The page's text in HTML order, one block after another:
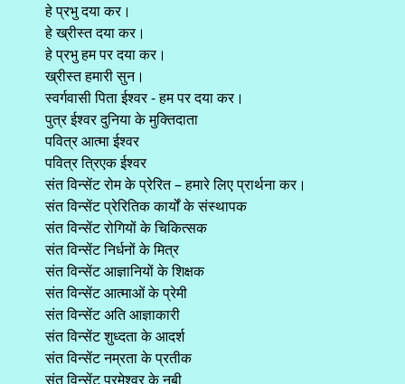
हे प्रभु दया कर।
हे ख्रीस्त दया कर।
हे प्रभु हम पर दया कर।
ख्रीस्त हमारी सुन।
स्वर्गवासी पिता ईश्वर - हम पर दया कर।
पुत्र ईश्वर दुनिया के मुक्तिदाता
पवित्र आत्मा ईश्वर
पवित्र त्रिएक ईश्वर
संत विन्सेंट रोम के प्रेरित – हमारे लिए प्रार्थना कर।
संत विन्सेंट प्रेरितिक कार्यों के संस्थापक
संत विन्सेंट रोगियों के चिकित्सक
संत विन्सेंट निर्धनों के मित्र
संत विन्सेंट आज्ञानियों के शिक्षक
संत विन्सेंट आत्माओं के प्रेमी
संत विन्सेंट अति आज्ञाकारी
संत विन्सेंट शुध्दता के आदर्श
संत विन्सेंट नम्रता के प्रतीक
संत विन्सेंट परमेश्वर के नबी